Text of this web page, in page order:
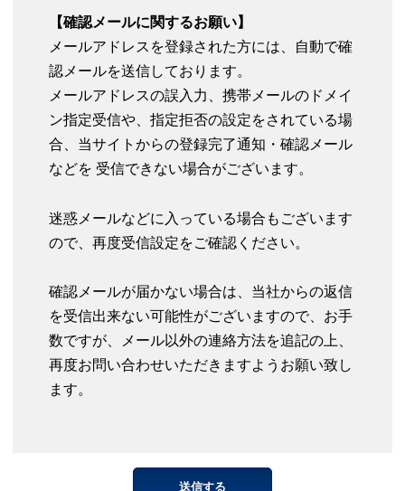
【確認メールに関するお願い】
メールアドレスを登録された方には、自動で確
認メールを送信しております。
メールアドレスの誤入力、携帯メールのドメイ
ン指定受信や、指定拒否の設定をされている場
合、当サイトからの登録完了通知・確認メール
などを 受信できない場合がございます。
迷惑メールなどに入っている場合もございます
ので、再度受信設定をご確認ください。
確認メールが届かない場合は、当社からの返信
を受信出来ない可能性がございますので、お手
数ですが、メール以外の連絡方法を追記の上、
再度お問い合わせいただきますようお願い致し
ます。